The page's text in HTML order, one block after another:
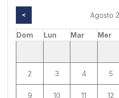
< Agosto
Dom Lun Mar Mer
2 3 4 5
9 10 11 12